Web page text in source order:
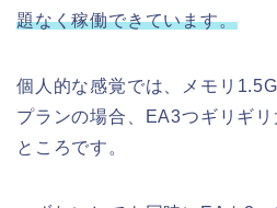
題なく稼働できています。
個人的な感覚では、メモリ
プランの場合、EA3つギリギ
ところです。